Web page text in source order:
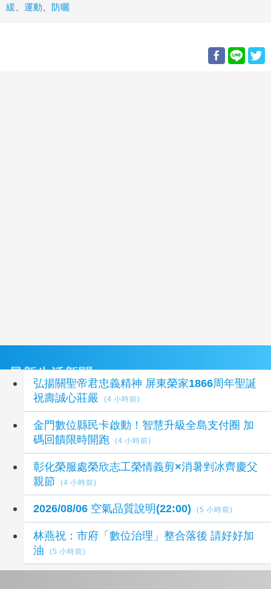
緩
運動 防曬
最新生活新聞
弘揚關聖帝君忠義精神 屏東榮家1866周年聖誕
祝壽誠心莊嚴
(4 小時前)
金門數位縣民卡啟動！智慧升級全島支付圈 加
碼回饋限時開跑
(4 小時前)
彰化榮服處榮欣志工榮情義剪×消暑剉冰齊慶父
親節
(4 小時前)
2026/08/06 空氣品質說明(22:00) (5 小時前)
林燕祝：市府「數位治理」整合落後 請好好加
油
(5 小時前)